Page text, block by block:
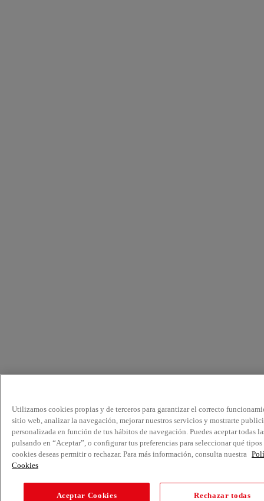
Utilizamos cookies propias y de terceros para garantizar el correcto
sitio web, analizar la navegación, mejorar nuestros servicios y mostrarte
personalizada en función de tus hábitos de navegación. Puedes aceptar todas
pulsando en “Aceptar”, o configurar tus preferencias para seleccionar qué tipos
cookies deseas permitir o rechazar. Para más información, consulta nuestra
Cookies
Aceptar Cookies Rechazar todas